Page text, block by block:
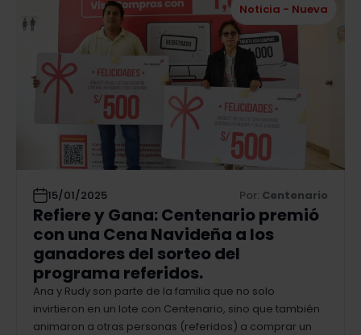
Noticia - Nueva
15/01/2025 Por: Centenario
Refiere y Gana: Centenario premió
con una Cena Navideña a los
ganadores del sorteo del
programa referidos.
Ana y Rudy son parte de la familia que no solo
invirtieron en un lote con Centenario, sino que también
animaron a otras personas (referidos) a comprar un